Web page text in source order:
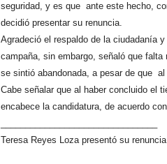
seguridad, y es que ante este hecho,
decidió presentar su renuncia.
Agradeció el respaldo de la ciudadanía
campaña, sin embargo, señaló que
se sintió abandonada, a pesar de que
Cabe señalar que al haber concluido el
encabece la candidatura, de acuerdo
Teresa Reyes Loza presentó su